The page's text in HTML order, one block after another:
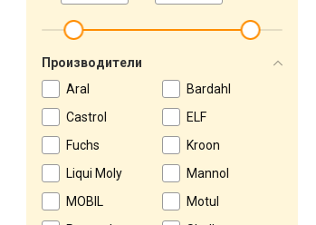
Производители
Aral
Bardahl
Castrol
ELF
Fuchs
Kroon
Liqui Moly
Mannol
MOBIL
Motul